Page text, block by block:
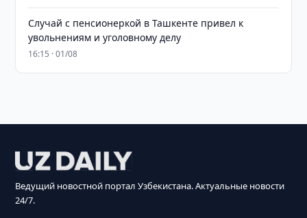
Случай с пенсионеркой в Ташкенте привел к
увольнениям и уголовному делу
16:15 · 01/08
Ведущий новостной портал Узбекистана. Актуальные новости
24/7.